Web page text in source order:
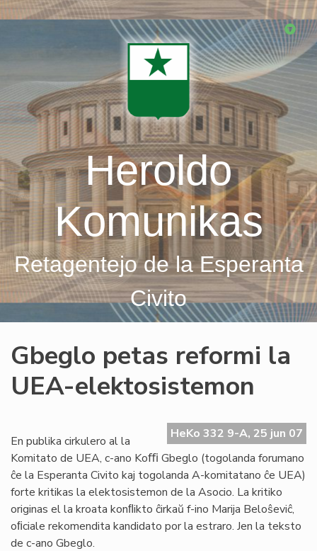
Skip
Heroldo
Komunikas
Retagentejo de la Esperanta
Civito
Gbeglo petas reformi la
UEA-elektosistemon
HeKo 332 9-A, 25 jun 07
En publika cirkulero al la
Komitato de UEA, c-ano Koﬃ Gbeglo (togolanda forumano
ĉe la Esperanta Civito kaj togolanda A-komitatano ĉe UEA)
forte kritikas la elektosistemon de la Asocio. La kritiko
originas el la kroata konﬂikto ĉirkaŭ f-ino Marija Beloŝeviĉ,
oﬁciale rekomendita kandidato por la estraro. Jen la teksto
de c-ano Gbeglo.